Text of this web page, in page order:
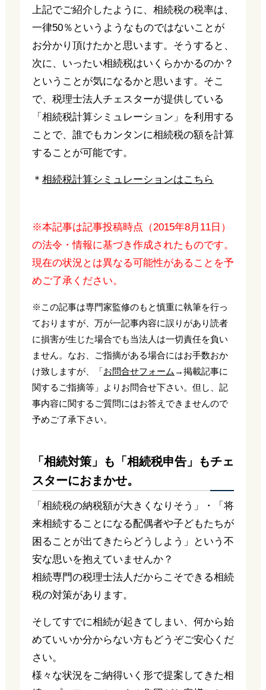
上記でご紹介したように、相続税の税率は、
一律50％というようなものではないことが
お分かり頂けたかと思います。そうすると、
次に、いったい相続税はいくらかかるのか？
ということが気になるかと思います。そこ
で、税理士法人チェスターが提供している
「相続税計算シミュレーション」を利用する
ことで、誰でもカンタンに相続税の額を計算
することが可能です。
＊ 相続税計算シミュレーションはこちら
※本記事は記事投稿時点（2015年8月11日）
の法令・情報に基づき作成されたものです。
現在の状況とは異なる可能性があることを予
めご了承ください。
※この記事は専門家監修のもと慎重に執筆を行っ
ておりますが、万が一記事内容に誤りがあり読者
に損害が生じた場合でも当法人は一切責任を負い
ません。なお、ご指摘がある場合にはお手数おか
け致しますが、「お問合せフォーム →掲載記事に
関するご指摘等」よりお問合せ下さい。但し、記
事内容に関するご質問にはお答えできませんので
予めご了承下さい。
「相続対策」も「相続税申告」もチェ
スターにおまかせ。
「相続税の納税額が大きくなりそう」・「将
来相続することになる配偶者や子どもたちが
困ることが出てきたらどうしよう」という不
安な思いを抱えていませんか？
相続専門の税理士法人だからこそできる相続
税の対策があります。
そしてすでに相続が起きてしまい、何から始
めていいか分からない方もどうぞご安心くだ
さい。
様々な状況をご納得いく形で提案してきた相